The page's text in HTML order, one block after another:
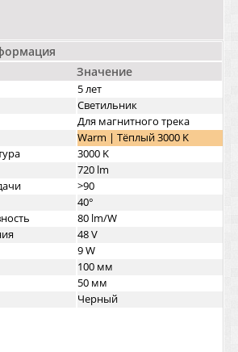
Значение
5 лет
Светильник
Для магнитного трека
Warm | Тёплый 3000 K
3000 K
720 lm
>90
40°
80 lm/W
48 V
9 W
100 мм
50 мм
Черный